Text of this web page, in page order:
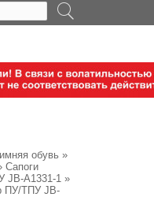
обувь »
Сапоги
JB-A1331-1 »
ПУ/ТПУ JB-